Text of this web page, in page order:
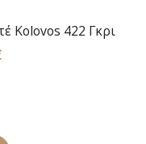
Kolovos 422 Γκρι